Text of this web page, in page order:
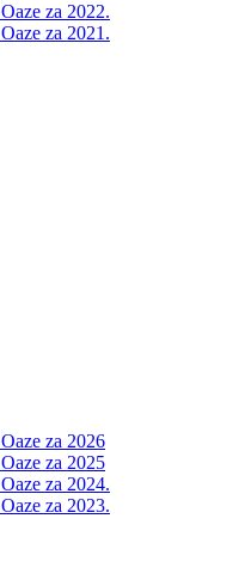
za 2022.
za 2021.
za 2026
za 2025
za 2024.
za 2023.